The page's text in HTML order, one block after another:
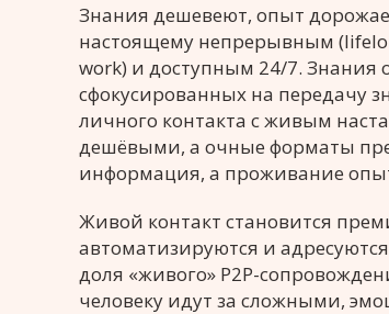
Знания дешевеют, опыт
настоящему непрерывным
work) и доступным 24/7. Знания
сфокусированных на передачу
личного контакта с живым
дешёвыми, а очные форматы
информация, а проживание
Живой контакт становится
автоматизируются и
доля «живого» Р2Р-
человеку идут за сложными,